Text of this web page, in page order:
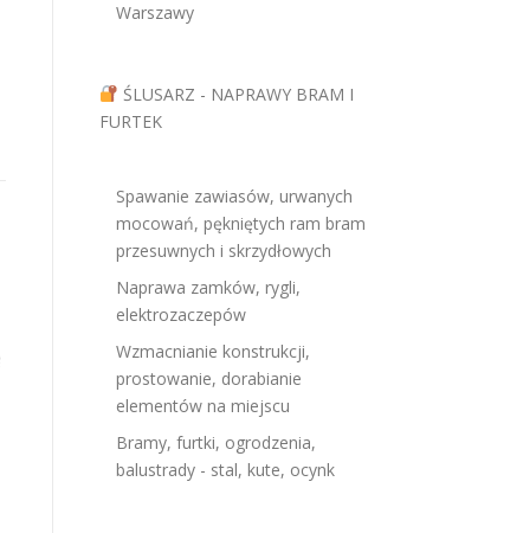
Warszawy
ŚLUSARZ - NAPRAWY BRAM I
FURTEK
Spawanie zawiasów, urwanych
mocowań, pękniętych ram bram
przesuwnych i skrzydłowych
Naprawa zamków, rygli,
elektrozaczepów
Wzmacnianie konstrukcji,
prostowanie, dorabianie
elementów na miejscu
Bramy, furtki, ogrodzenia,
balustrady - stal, kute, ocynk